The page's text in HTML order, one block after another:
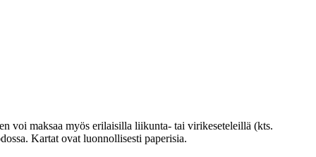
voi maksaa myös erilaisilla liikunta- tai virikeseteleillä (kts.
Kartat ovat luonnollisesti paperisia.